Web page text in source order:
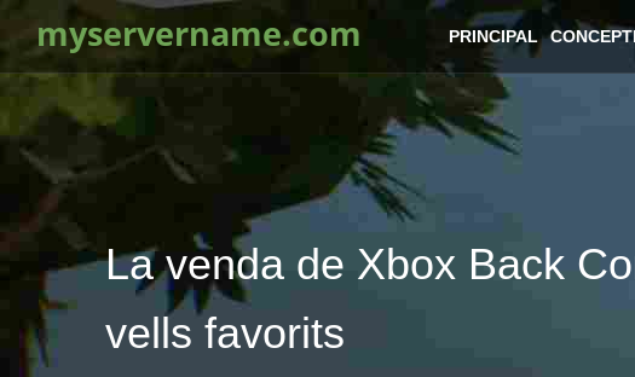
myservername.com PRINCIPAL
La venda de Xbox Back
vells favorits